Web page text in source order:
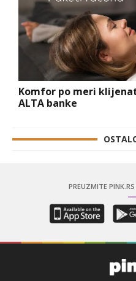
Komfor po meri
ALTA banke
PREUZMITE